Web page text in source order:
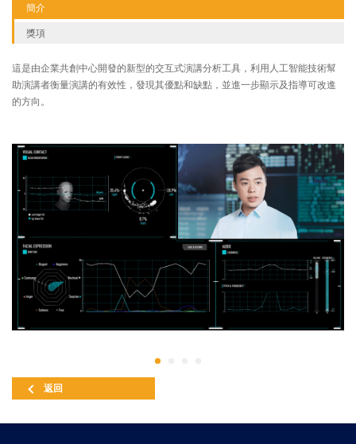
簡介
獎項
這是由企業共創中心開發的新型的交互式演講分析工具，利用人工智能技術幫
助演講者衡量演講的有效性，發現其優點和缺點，並進一步顯示及指導可改進
的方向。
返回